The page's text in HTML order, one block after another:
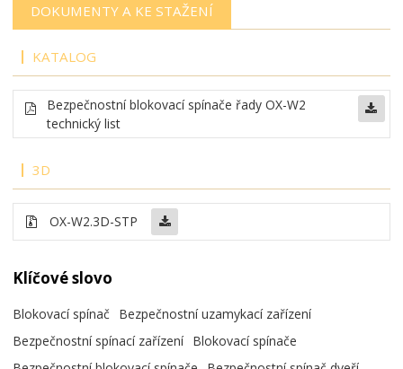
DOKUMENTY A KE STAŽENÍ
KATALOG
Bezpečnostní blokovací spínače řady OX-W2
technický list
3D
OX-W2.3D-STP
Klíčové slovo
Blokovací spínač
Bezpečnostní uzamykací zařízení
Bezpečnostní spínací zařízení Blokovací spínače